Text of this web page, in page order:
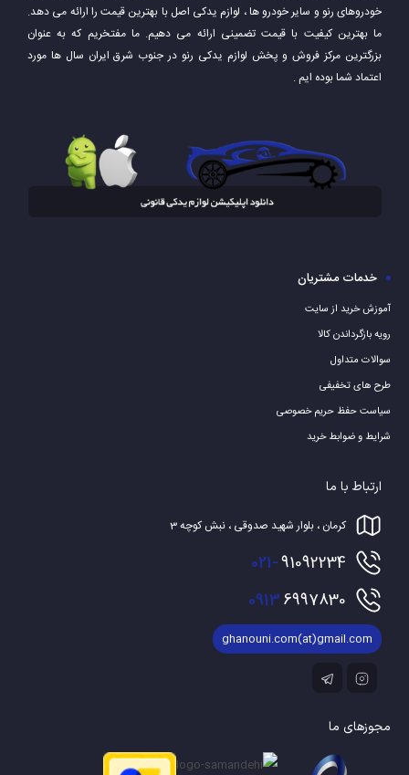
خودروهای رنو و سایر خودرو ها ، لوازم یدکی اصل با بهترین قیمت را ارائه می دهد.
ما بهترین کیفیت با قیمت تضمینی ارائه می دهیم. ما مفتخریم که به عنوان
بزرگترین مرکز فروش و پخش لوازم یدکی رنو در جنوب شرق ایران سال ها مورد
اعتماد شما بوده ایم .
خدمات مشتریان
آموزش خرید از سایت
رویه بازگرداندن کالا
سوالات متداول
طرح های تخفیفی
سیاست حفظ حریم خصوصی
شرایط و ضوابط خرید
ارتباط با ما
کرمان ، بلوار شهید صدوقی ، نبش کوچه 3
021-91092234
09136997830
ghanouni.com(at)gmail.com
مجوزهای ما